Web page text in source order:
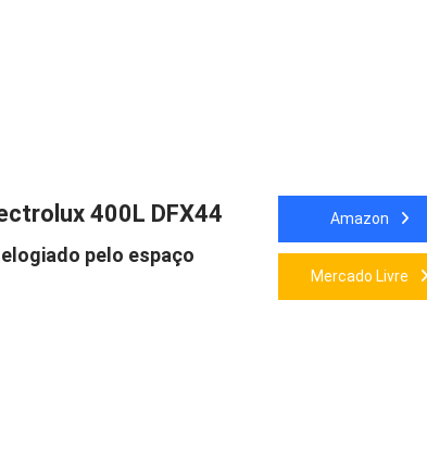
400L DFX44
pelo espaço
Amazon
Mercado Livre